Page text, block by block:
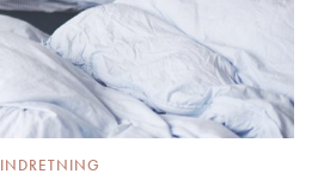
INDRETNING